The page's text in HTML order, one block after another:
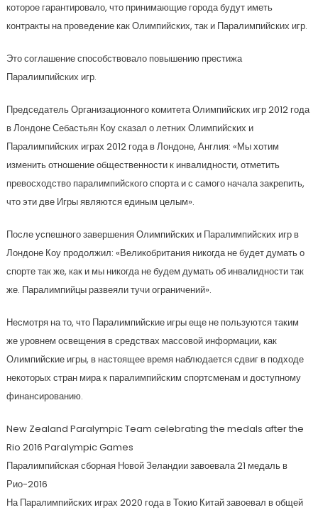
которое гарантировало, что принимающие города будут иметь
контракты на проведение как Олимпийских, так и Паралимпийских игр.
Это соглашение способствовало повышению престижа
Паралимпийских игр.
Председатель Организационного комитета Олимпийских игр 2012 года
в Лондоне Себастьян Коу сказал о летних Олимпийских и
Паралимпийских играх 2012 года в Лондоне, Англия: «Мы хотим
изменить отношение общественности к инвалидности, отметить
превосходство паралимпийского спорта и с самого начала закрепить,
что эти две Игры являются единым целым».
После успешного завершения Олимпийских и Паралимпийских игр в
Лондоне Коу продолжил: «Великобритания никогда не будет думать о
спорте так же, как и мы никогда не будем думать об инвалидности так
же. Паралимпийцы развеяли тучи ограничений».
Несмотря на то, что Паралимпийские игры еще не пользуются таким
же уровнем освещения в средствах массовой информации, как
Олимпийские игры, в настоящее время наблюдается сдвиг в подходе
некоторых стран мира к паралимпийским спортсменам и доступному
финансированию.
New Zealand Paralympic Team celebrating the medals after the
Rio 2016 Paralympic Games
Паралимпийская сборная Новой Зеландии завоевала 21 медаль в
Рио-2016
На Паралимпийских играх 2020 года в Токио Китай завоевал в общей